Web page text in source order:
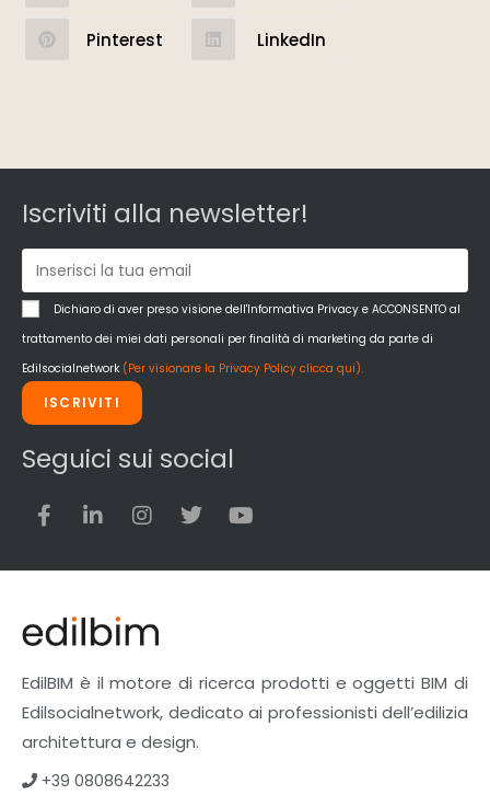
Pinterest LinkedIn
Iscriviti alla newsletter!
Dichiaro di aver preso visione dell'Informativa Privacy e ACCONSENTO al
trattamento dei miei dati personali per finalità di marketing da parte di
Edilsocialnetwork (Per visionare la Privacy Policy clicca qui).
ISCRIVITI
Seguici sui social
EdilBIM è il motore di ricerca prodotti e oggetti BIM di
Edilsocialnetwork, dedicato ai professionisti dell’edilizia
architettura e design.
+39 0808642233